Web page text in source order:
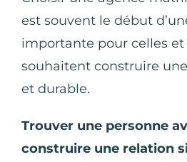
est souvent le début
importante pour celles
souhaitent construire
et durable.
Trouver une personne
construire une relation